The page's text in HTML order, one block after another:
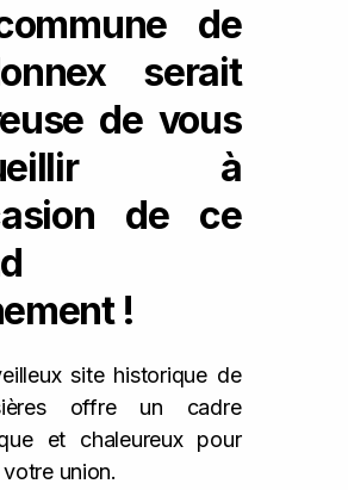
de
serait
de vous
à
de ce
!
site historique de
offre un cadre
et chaleureux pour
union.